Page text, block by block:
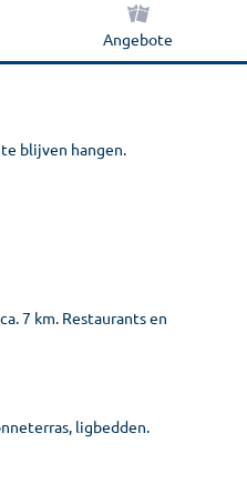
Angebote
blijven hangen.
7 km. Restaurants en
ligbedden.